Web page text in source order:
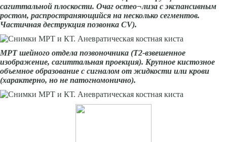
сагиттальной плоскости. Очаг остео¬лиза с экспансивным
ростом, распространяющийся на несколько сегментов.
Частичная деструкция позвонка СV).
МРТ шейного отдела позвоночника (Т2-взвешенное
изображение, сагиттальная проекция). Крупное кистозное
объемное образование с сигналом от жидкости или крови
(характерно, но не патогномонично).